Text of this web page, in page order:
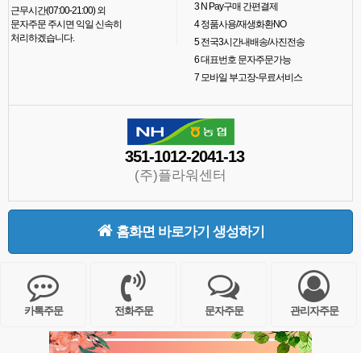
근무시간(07:00-21:00) 외
문자주문 주시면 익일 신속히
처리하겠습니다.
3N Pay구매 간편결제
4정품사용/재생화환NO
5전국3시간내배송/사진전송
6대표번호 문자주문가능
7모바일 부고장-무료서비스
351-1012-2041-13
(주)플라워센터
홈화면 바로가기 생성하기
카톡주문 전화주문 문자주문 관리자주문